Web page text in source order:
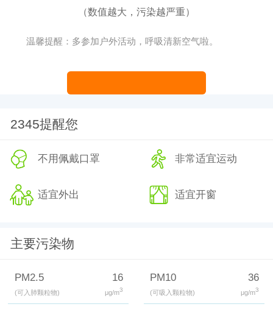
（数值越大，污染越严重）
温馨提醒：多参加户外活动，呼吸清新空气啦。
2345提醒您
不用佩戴口罩 非常适宜运动
适宜外出 适宜开窗
主要污染物
PM2.5
(可入肺颗粒物)
16
μg/m3
PM10
(可吸入颗粒物)
36
μg/m3